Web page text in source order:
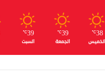
38
℃
الخميس
39
℃
الجمعة
39
℃
السبت